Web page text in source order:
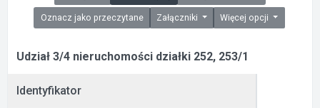
Oznacz jako przeczytane Załączniki Więcej opcji
Udział 3/4 nieruchomości działki 252, 253/1
Identyfikator